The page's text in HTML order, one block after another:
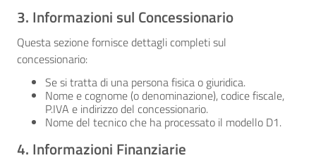
3. Informazioni sul Concessionario
Questa sezione fornisce dettagli completi sul
concessionario:
Se si tratta di una persona fisica o giuridica.
Nome e cognome (o denominazione), codice fiscale,
P.IVA e indirizzo del concessionario.
Nome del tecnico che ha processato il modello D1.
4. Informazioni Finanziarie